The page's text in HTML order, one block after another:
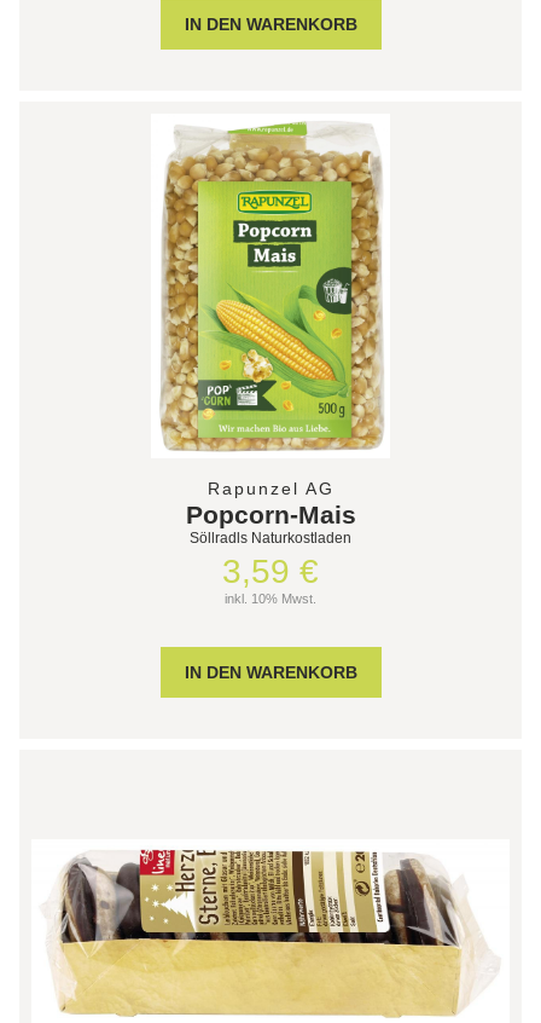
Rapunzel AG
Popcorn-Mais
Söllradls Naturkostladen
3,59 €
inkl. 10% Mwst.